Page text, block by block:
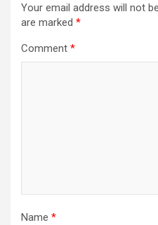
Your email address will not
are marked *
Comment *
Name *